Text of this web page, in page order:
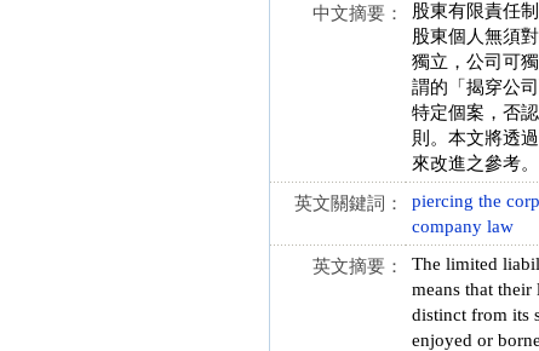
中文摘要：
股東有限責任
股東個人無須
獨立，公司可
謂的「揭穿公
特定個案，否
則。本文將透
來改進之參考。
英文關鍵詞： piercing the
company law
英文摘要：
The limited
means that
distinct from its
enjoyed or